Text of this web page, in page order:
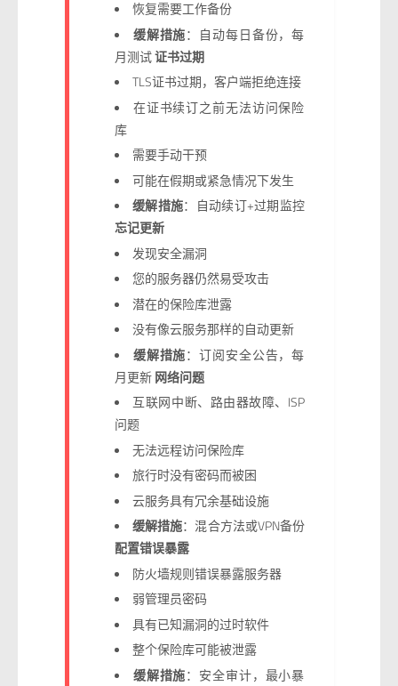
恢复需要工作备份
缓解措施：自动每日备份，每
月测试证书过期
TLS证书过期，客户端拒绝连接
在证书续订之前无法访问保险
库
需要手动干预
可能在假期或紧急情况下发生
缓解措施：自动续订+过期监控
忘记更新
发现安全漏洞
您的服务器仍然易受攻击
潜在的保险库泄露
没有像云服务那样的自动更新
缓解措施：订阅安全公告，每
月更新网络问题
互联网中断、路由器故障、ISP
问题
无法远程访问保险库
旅行时没有密码而被困
云服务具有冗余基础设施
缓解措施：混合方法或VPN备份
配置错误暴露
防火墙规则错误暴露服务器
弱管理员密码
具有已知漏洞的过时软件
整个保险库可能被泄露
缓解措施：安全审计，最小暴